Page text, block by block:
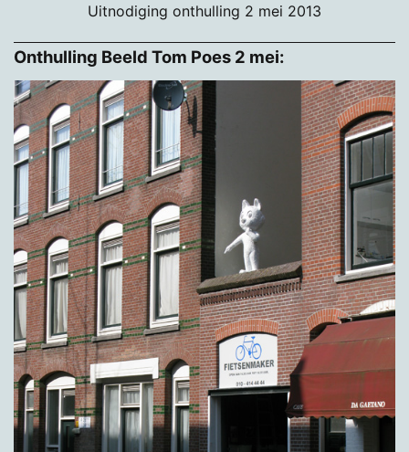
Uitnodiging onthulling 2 mei 2013
Onthulling Beeld Tom Poes 2 mei: